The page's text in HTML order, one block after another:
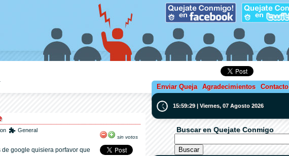
Enviar Queja Agradecimientos Contacto
General
sin votos
google quisiera porfavor que
15:59:29 | Viernes, 07 Agosto 2026
Buscar en Quejate Conmigo